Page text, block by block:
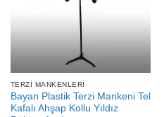
TERZI MANKENLERI
Bayan Plastik Terzi Mankeni Tel
Kafalı Ahşap Kollu Yıldız